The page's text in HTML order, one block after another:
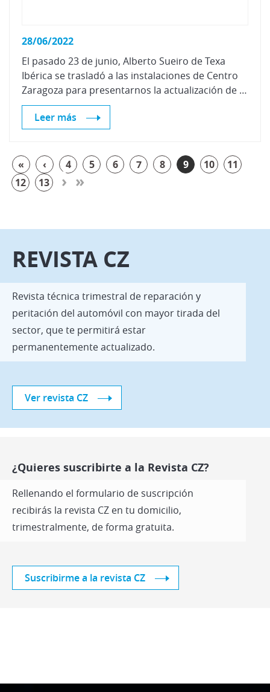
28/06/2022
El pasado 23 de junio, Alberto Sueiro de Texa
Ibérica se trasladó a las instalaciones de Centro
Zaragoza para presentarnos la actualización de su equipo para la calibración de los dispositivos ADAS que ahora se denomina RCCS 3 BT
Leer más
« ‹ 4 5 6 7 8 9 10
11
12
13 › »
REVISTA CZ
Revista técnica trimestral de reparación y
peritación del automóvil con mayor tirada del
sector, que te permitirá estar
permanentemente actualizado.
Ver revista CZ
¿Quieres suscribirte a la Revista CZ?
Rellenando el formulario de suscripción
recibirás la revista CZ en tu domicilio,
trimestralmente, de forma gratuita.
Suscribirme a la revista CZ